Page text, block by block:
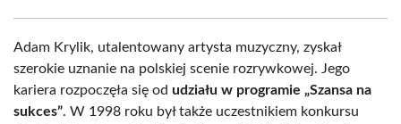
Adam Krylik, utalentowany artysta muzyczny, zyskał
szerokie uznanie na polskiej scenie rozrywkowej. Jego
kariera rozpoczęła się od udziału w programie „Szansa na
sukces”. W 1998 roku był także uczestnikiem konkursu